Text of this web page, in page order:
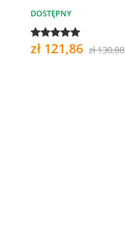
DOSTĘPNY
zł 121,86 zł 130,88